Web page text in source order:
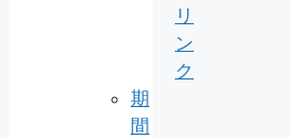
リ
ン
ク
期
間